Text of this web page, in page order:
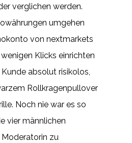
verglichen werden.
umgehen
von nextmarkets
Klicks einrichten
absolut risikolos,
Rollkragenpullover
Noch nie war es so
vier männlichen
zu